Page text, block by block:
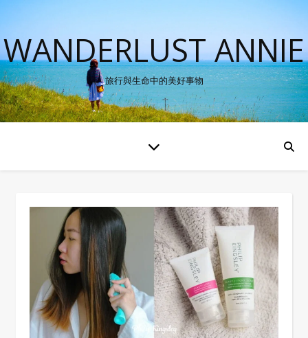
WANDERLUST ANNIE
旅行與生命中的美好事物